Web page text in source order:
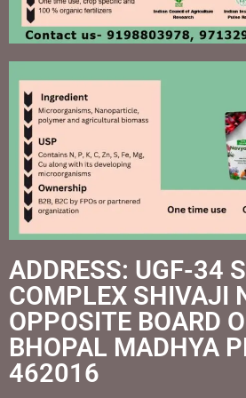
ADDRESS: UGF-34
COMPLEX SHIVAJI
OPPOSITE BOARD
BHOPAL MADHYA
462016